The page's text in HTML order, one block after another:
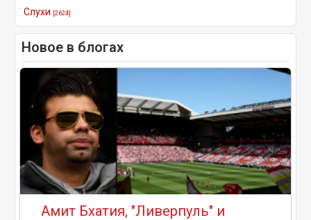
Слухи [2624]
Новое в блогах
Амит Бхатия, "Ливерпуль" и